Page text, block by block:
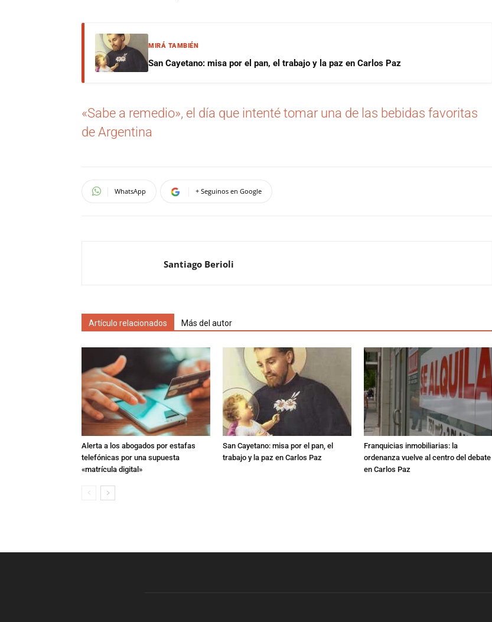
MIRÁ TAMBIÉN
San Cayetano: misa por el pan, el trabajo y la paz en Carlos Paz
«Sabe a remedio», el día que intenté tomar una de las bebidas favoritas
de Argentina
WhatsApp + Seguinos en Google
Santiago Berioli
Artículo relacionados Más del autor
Alerta a los abogados por estafas
telefónicas por una supuesta
«matrícula digital»
San Cayetano: misa por el pan, el
trabajo y la paz en Carlos Paz
Franquicias inmobiliarias: la
ordenanza vuelve al centro del debate
en Carlos Paz